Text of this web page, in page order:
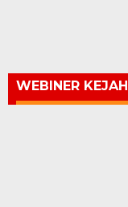
WEBINER